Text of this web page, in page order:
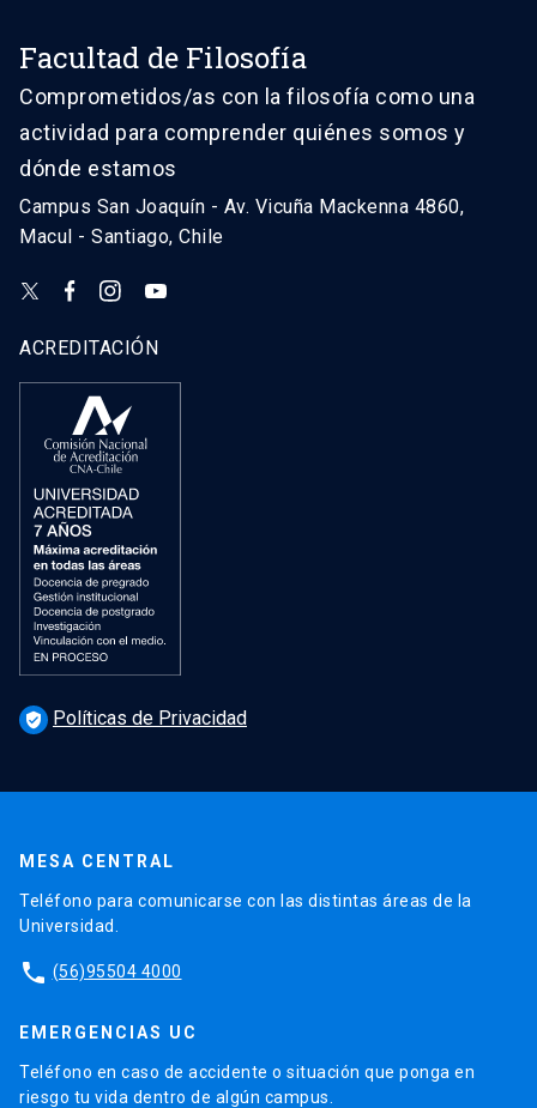
Facultad de Filosofía
Comprometidos/as con la filosofía como una
actividad para comprender quiénes somos y
dónde estamos
Campus San Joaquín - Av. Vicuña Mackenna 4860,
Macul - Santiago, Chile
ACREDITACIÓN
verified_user Políticas de Privacidad
MESA CENTRAL
Teléfono para comunicarse con las distintas áreas de la
Universidad.
phone (56)95504 4000
EMERGENCIAS UC
Teléfono en caso de accidente o situación que ponga en
riesgo tu vida dentro de algún campus.